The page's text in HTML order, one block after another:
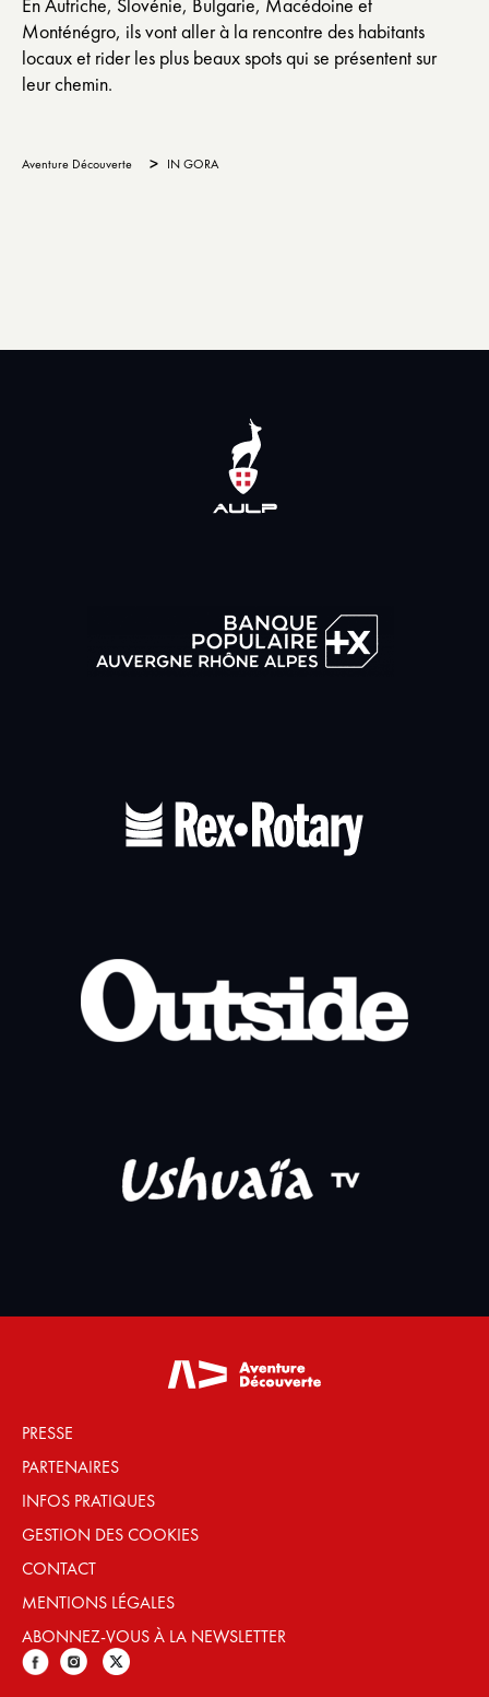
Monténégro, ils vont aller à la rencontre des habitants
locaux et rider les plus beaux spots qui se présentent sur
leur chemin.
Aventure Découverte > IN GORA
PRESSE
PARTENAIRES
INFOS PRATIQUES
GESTION DES COOKIES
CONTACT
MENTIONS LÉGALES
ABONNEZ-VOUS À LA NEWSLETTER